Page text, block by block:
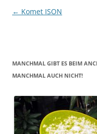
Beitragsnavigation
← Komet ISON
MANCHMAL GIBT ES BEIM
MANCHMAL AUCH NICHT!